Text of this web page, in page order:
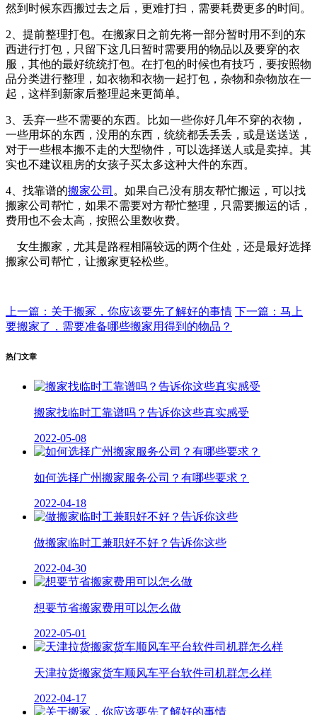
然到时候东西搬过去之后，更难打扫，需要耗费更多的时间。
2、提前整理打包。在搬家日之前先将一部分暂时用不到的东
西进行打包，只留下这几日暂时需要用的物品以及要穿的衣
服，其他的最好统统打包。在打包的时候也有技巧，要按照物
品分类进行整理，如衣物和衣物一起打包，杂物和杂物放在一
起，这样到新家后整理起来更简单。
3、丢弃一些不需要的东西。比如一些你好几年不穿的衣物，
一些用坏的东西，没用的东西，统统都丢丢丢，或是送送送，
对于一些根本搬不走的大型物件，可以选择送人或是卖掉。其
实也不建议租房的女孩子买太多这种大件的东西。
4、找靠谱的搬家公司 。如果自己没有朋友帮忙搬运，可以找
搬家公司帮忙，如果不需要对方帮忙整理，只需要搬运的话，
费用也不会太高，按照公里数收费。
女生搬家，尤其是路程相隔较远的两个住处，还是最好选择
搬家公司帮忙，让搬家更轻松些。
上一篇：关于搬冢，你应该要先了解好的事情 下一篇：马上
要搬家了，需要准备哪些搬家用得到的物品？
热门文章
搬家找临时工靠谱吗？告诉你这些真实感受
2022-05-08
如何选择广州搬家服务公司？有哪些要求？
2022-04-18
做搬家临时工兼职好不好？告诉你这些
2022-04-30
想要节省搬家费用可以怎么做
2022-05-01
天津拉货搬家货车顺风车平台软件司机群怎么样
2022-04-17